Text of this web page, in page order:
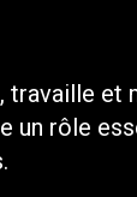
travaille et
un rôle